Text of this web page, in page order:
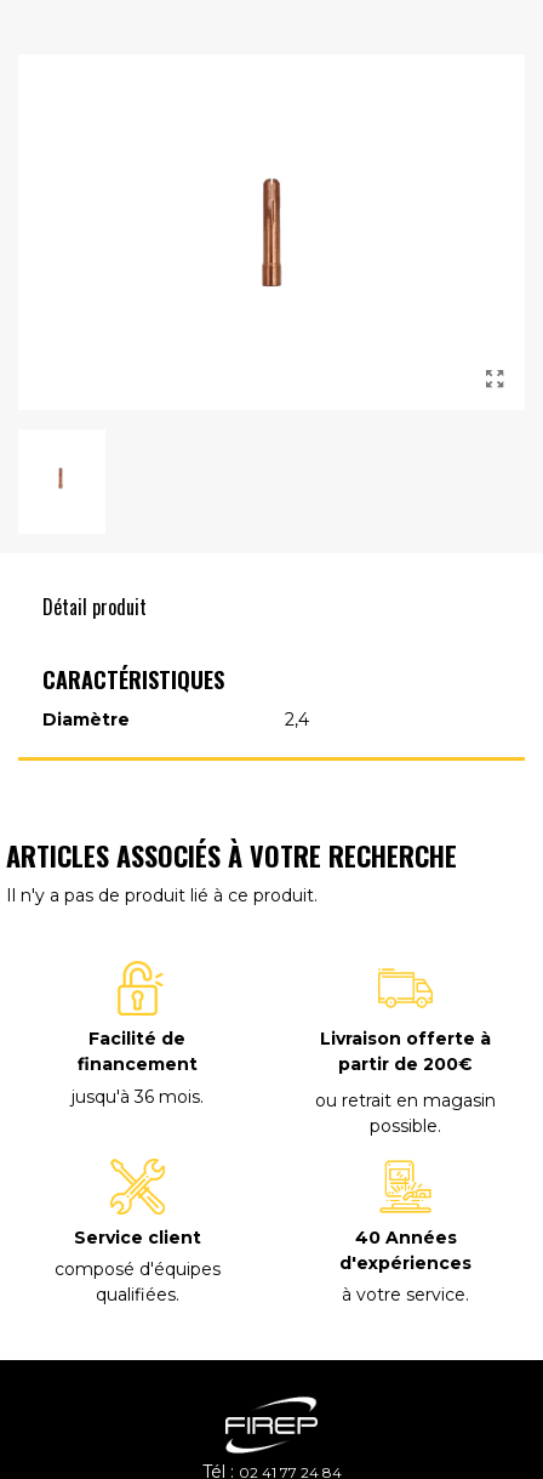
Détail produit
CARACTÉRISTIQUES
Diamètre 2,4
ARTICLES ASSOCIÉS À VOTRE RECHERCHE
Il n'y a pas de produit lié à ce produit.
Facilité de
financement
jusqu'à 36 mois.
Livraison offerte à
partir de 200€
ou retrait en magasin
possible.
Service client
composé d'équipes
qualifiées.
40 Années
d'expériences
à votre service.
Tél : 02 41 77 24 84